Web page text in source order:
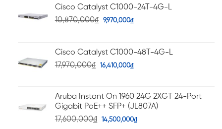
Cisco Catalyst C1000-24T-4G-L
10,870,000₫ 9,970,000₫
Cisco Catalyst C1000-48T-4G-L
17,970,000₫ 16,410,000₫
Aruba Instant On 1960 24G 2XGT 24-Port
Gigabit PoE++ SFP+ (JL807A)
17,600,000₫ 14,500,000₫